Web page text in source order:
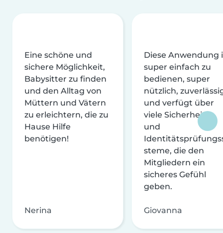
Eine schöne und
sichere Möglichkeit,
Babysitter zu finden
und den Alltag von
Müttern und Vätern
zu erleichtern, die zu
Hause Hilfe
benötigen!
Nerina
Diese Anwendung
super einfach zu
bedienen, super
nützlich,
und verfügt über
viele Sicherheits-
und
steme, die den
Mitgliedern ein
sicheres Gefühl
geben.
Giovanna